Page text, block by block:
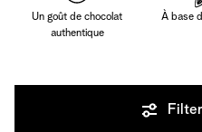
Un goût de chocolat
authentique
À base